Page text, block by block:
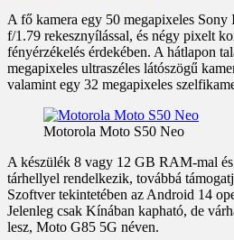
A fő kamera egy 50 megapixeles
f/1.79 rekesznyílással, és négy pixelt
fényérzékelés érdekében. A hátlapon
megapixeles ultraszéles látószögű
valamint egy 32 megapixeles
Motorola Moto S50 Neo
A készülék 8 vagy 12 GB RAM-mal
tárhellyel rendelkezik, továbbá
Szoftver tekintetében az Android 14
Jelenleg csak Kínában kapható, de
lesz, Moto G85 5G néven.